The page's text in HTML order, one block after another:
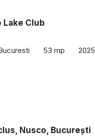
Lake Club
53 mp 2025
Nusco, București